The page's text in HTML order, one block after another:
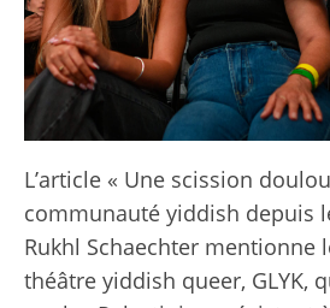
L’article « Une scission
communauté yiddish depuis
Rukhl Schaechter mentionne
théâtre yiddish queer, GLYK,